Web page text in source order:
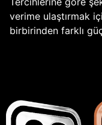
verime ulaştırmak
birbirinden farklı